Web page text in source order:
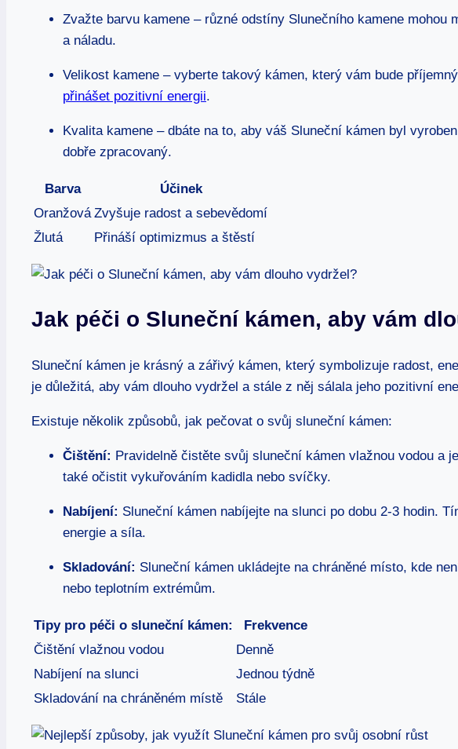
Zvažte barvu kamene – různé odstíny Slunečního kamene mohou
a náladu.
Velikost kamene – vyberte takový kámen, který vám bude
přinášet pozitivní energii.
Kvalita kamene – dbáte na to, aby váš Sluneční kámen byl
dobře zpracovaný.
Barva
Účinek
Oranžová Zvyšuje radost a sebevědomí
Žlutá
Přináší optimizmus a štěstí
Jak péči o Sluneční kámen, aby vám
Sluneční kámen je krásný a zářivý kámen, který symbolizuje radost,
je důležitá, aby vám dlouho vydržel a stále z něj sálala jeho pozitivní
Existuje několik způsobů, jak pečovat o svůj sluneční kámen:
Čištění: Pravidelně čistěte svůj sluneční kámen vlažnou vodou a
také očistit vykuřováním kadidla nebo svíčky.
Nabíjení: Sluneční kámen nabíjejte na slunci po dobu 2-3 hodin.
energie a síla.
Skladování: Sluneční kámen ukládejte na chráněné místo, kde
nebo teplotním extrémům.
Tipy pro péči o sluneční kámen:
Frekvence
Čištění vlažnou vodou
Denně
Nabíjení na slunci
Jednou týdně
Skladování na chráněném místě
Stále